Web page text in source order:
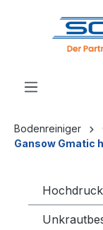
springen
Bodenreiniger
Gansow Gmatic